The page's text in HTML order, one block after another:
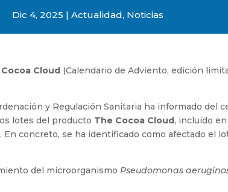
Dic 4, 2025 Actualidad, Noticias
Cloud (Calendario de Adviento, edición
y Regulación Sanitaria ha informado del
lotes del producto The Cocoa Cloud , incluido en
concreto, se ha identificado como afectado el
del microorganismo Pseudomonas